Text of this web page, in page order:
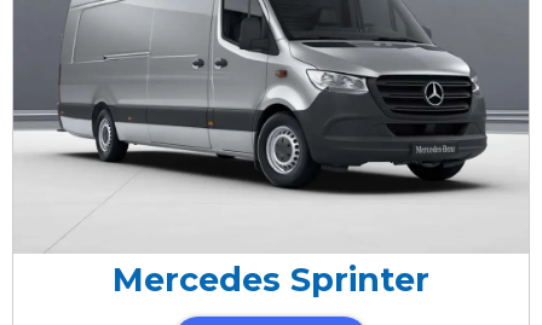
Mercedes Sprinter